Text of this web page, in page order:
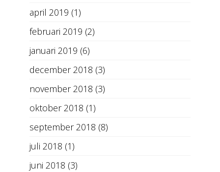
april 2019 (1)
februari 2019 (2)
januari 2019 (6)
december 2018 (3)
november 2018 (3)
oktober 2018 (1)
september 2018 (8)
juli 2018 (1)
juni 2018 (3)